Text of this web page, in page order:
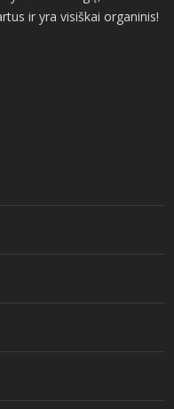
ir yra visiškai organinis!